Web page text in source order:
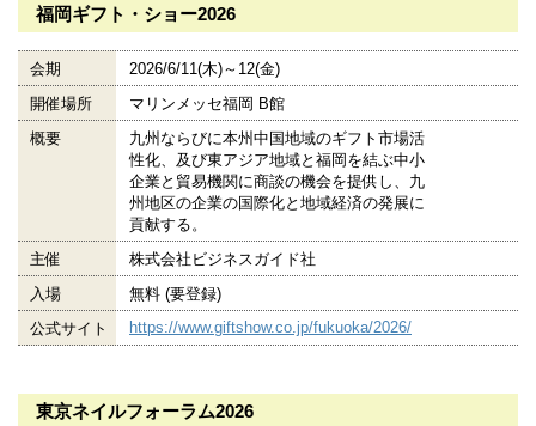
福岡ギフト・ショー2026
会期
2026/6/11(木)～12(金)
開催場所
マリンメッセ福岡 B館
概要
九州ならびに本州中国地域のギフト市場活
性化、及び東アジア地域と福岡を結ぶ中小
企業と貿易機関に商談の機会を提供し、九
州地区の企業の国際化と地域経済の発展に
貢献する。
主催
株式会社ビジネスガイド社
入場
無料 (要登録)
公式サイト
https://www.giftshow.co.jp/fukuoka/2026/
東京ネイルフォーラム2026